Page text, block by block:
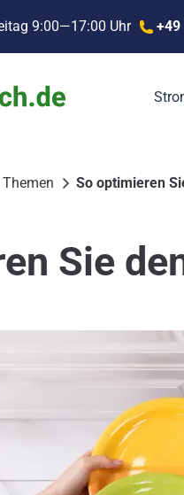
9:00—17:00 Uhr +49
So optimieren
Sie